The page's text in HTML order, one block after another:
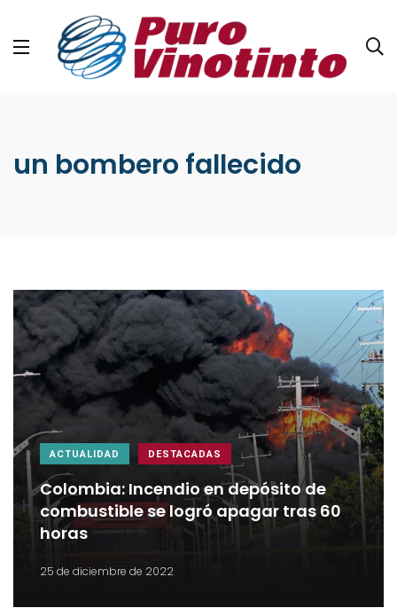
un bombero fallecido
ACTUALIDAD DESTACADAS
Colombia: Incendio en depósito de
combustible se logró apagar tras 60
horas
25 de diciembre de 2022